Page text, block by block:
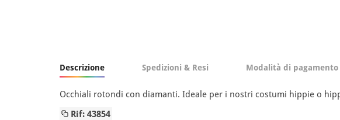
Descrizione Spedizioni & Resi Modalità di pagamento
Occhiali rotondi con diamanti. Ideale per i nostri costumi hippie o
Rif: 43854